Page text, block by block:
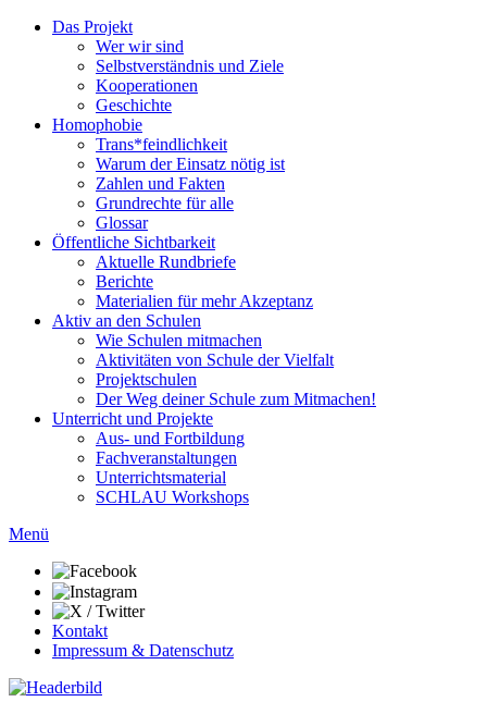
Das Projekt
Wer wir sind
Selbstverständnis und Ziele
Kooperationen
Geschichte
Homophobie
Trans*feindlichkeit
Warum der Einsatz nötig ist
Zahlen und Fakten
Grundrechte für alle
Glossar
Öffentliche Sichtbarkeit
Aktuelle Rundbriefe
Berichte
Materialien für mehr Akzeptanz
Aktiv an den Schulen
Wie Schulen mitmachen
Aktivitäten von Schule der Vielfalt
Projektschulen
Der Weg deiner Schule zum Mitmachen!
Unterricht und Projekte
Aus- und Fortbildung
Fachveranstaltungen
Unterrichtsmaterial
SCHLAU Workshops
Menü
Kontakt
Impressum & Datenschutz